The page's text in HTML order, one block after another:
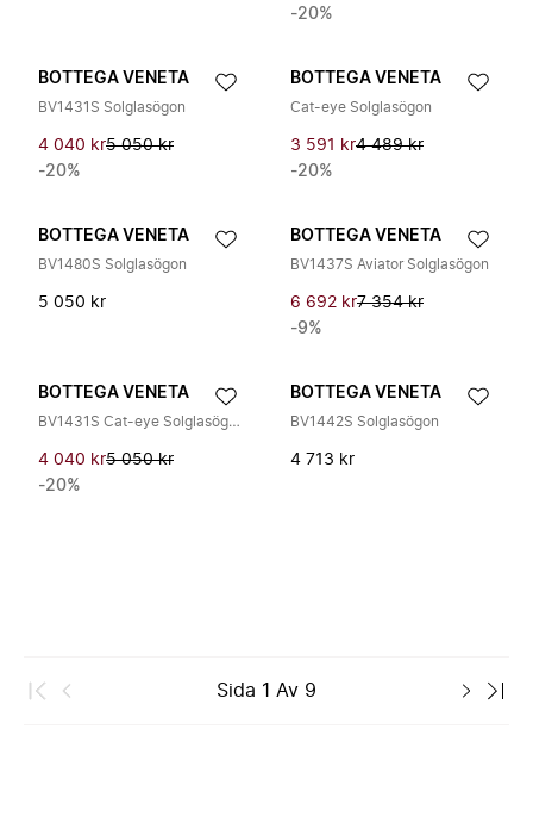
-20%
BOTTEGA VENETA
BV1431S Solglasögon
4 040 kr5 050 kr
-20%
BOTTEGA VENETA
Cat-eye Solglasögon
3 591 kr4 489 kr
-20%
BOTTEGA VENETA
BV1480S Solglasögon
5 050 kr
BOTTEGA VENETA
BV1437S Aviator Solglasögon
6 692 kr7 354 kr
-9%
BOTTEGA VENETA
BV1431S Cat-eye Solglasögon
4 040 kr5 050 kr
-20%
BOTTEGA VENETA
BV1442S Solglasögon
4 713 kr
Sida 1 Av 9